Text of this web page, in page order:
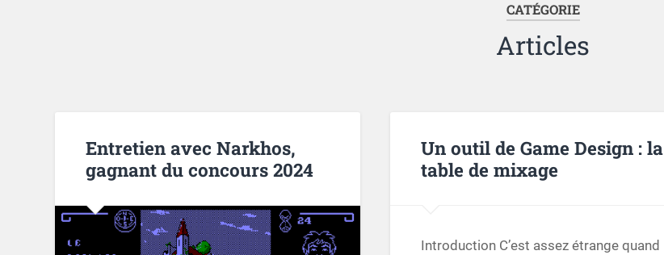
CATÉGORIE
Articles
Entretien avec Narkhos,
gagnant du concours 2024
Un outil de Game Design : la
table de mixage
Introduction C’est assez étrange quand